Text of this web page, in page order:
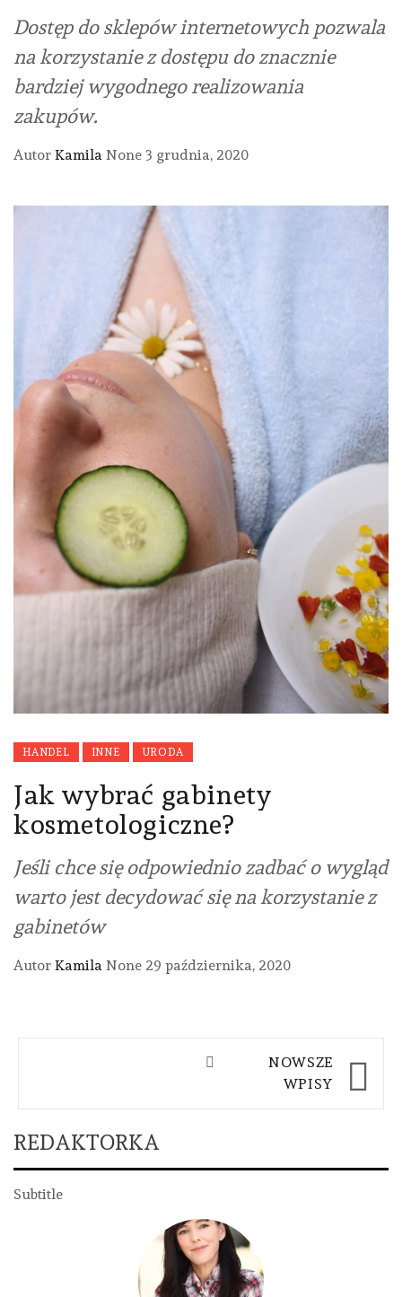
Dostęp do sklepów internetowych pozwala
na korzystanie z dostępu do znacznie
bardziej wygodnego realizowania
zakupów.
Autor Kamila None 3 grudnia, 2020
HANDEL INNE URODA
Jak wybrać gabinety
kosmetologiczne?
Jeśli chce się odpowiednio zadbać o wygląd
warto jest decydować się na korzystanie z
gabinetów
Autor Kamila None 29 października, 2020
NOWSZE
WPISY
REDAKTORKA
Subtitle